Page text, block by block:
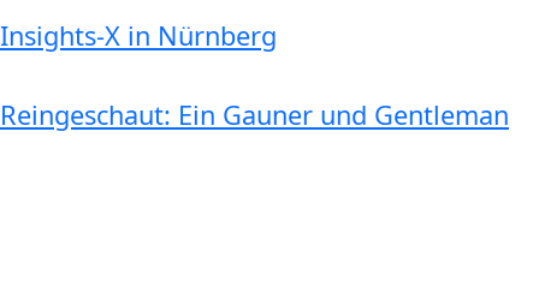
Insights-X in Nürnberg
Reingeschaut: Ein Gauner und Gentleman